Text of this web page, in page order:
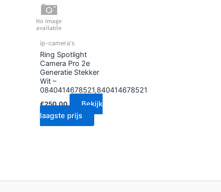
ip-camera's
Ring Spotlight
Camera Pro 2e
Generatie Stekker
Wit –
0840414678521,840414678521
€250.00
Bekijk
laagste prijs